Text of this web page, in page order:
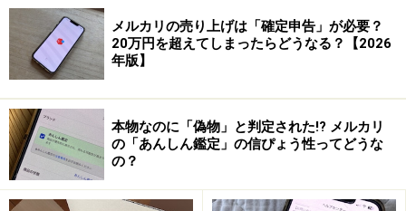
メルカリの売り上げは「確定申告」が必要？
20万円を超えてしまったらどうなる？【2026
年版】
本物なのに「偽物」と判定された!? メルカリ
の「あんしん鑑定」の信ぴょう性ってどうな
の？